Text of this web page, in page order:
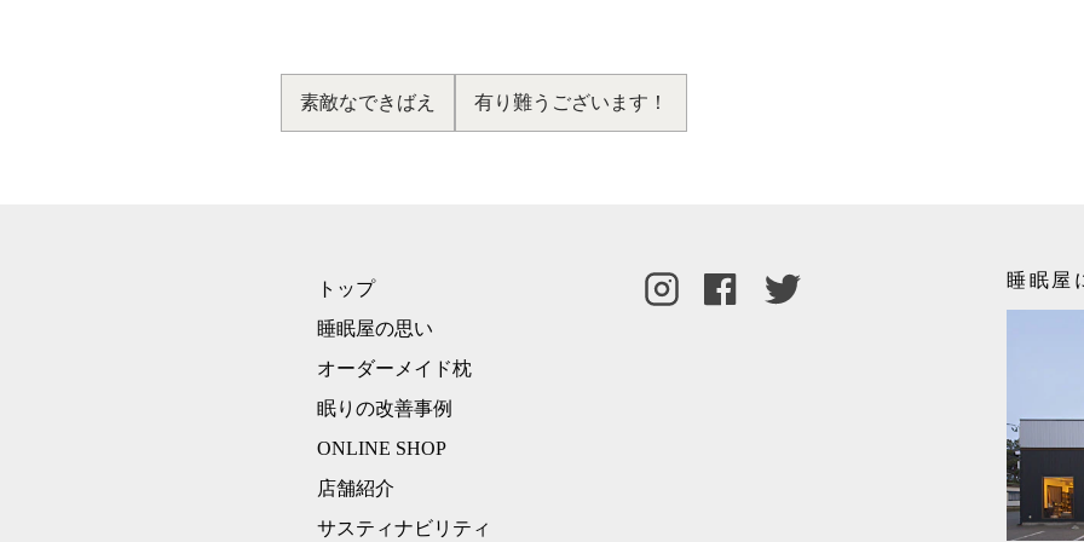
素敵なできばえ 有り難うございます！
トップ
睡眠屋の思い
オーダーメイド枕
眠りの改善事例
ONLINE SHOP
店舗紹介
サスティナビリティ
睡眠屋